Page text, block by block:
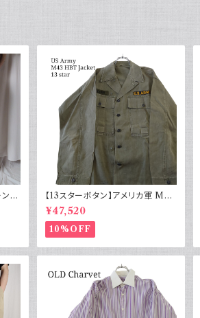
リ
【13スターボタン】アメリカ軍 M43
HBT ジャケット パッチ 軍物 実物
¥47,520
10%OFF